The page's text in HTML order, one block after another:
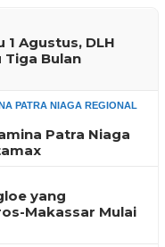
1 Agustus, DLH
Tiga Bulan
PATRA NIAGA REGIONAL
Patra Niaga
yang
Makassar Mulai